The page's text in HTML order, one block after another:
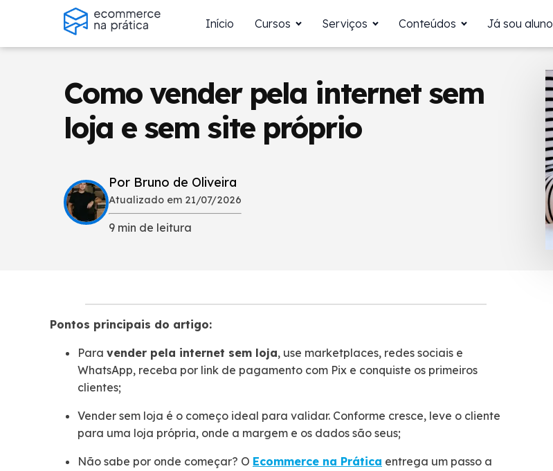
Início Cursos Serviços Conteúdos Já sou aluno
Como vender pela internet sem
loja e sem site próprio
Por Bruno de Oliveira
Atualizado em 21/07/2026
9 min de leitura
Pontos principais do artigo:
Para vender pela internet sem loja, use marketplaces, redes sociais e
WhatsApp, receba por link de pagamento com Pix e conquiste os primeiros
clientes;
Vender sem loja é o começo ideal para validar. Conforme cresce, leve o cliente
para uma loja própria, onde a margem e os dados são seus;
Não sabe por onde começar? O Ecommerce na Prática entrega um passo a